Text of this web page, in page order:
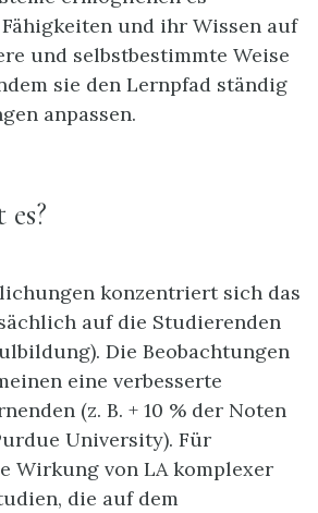
und ihr Wissen auf
und selbstbestimmte Weise
sie den Lernpfad ständig
anpassen.
konzentriert sich das
auf die Studierenden
Die Beobachtungen
eine verbesserte
(z. B. + 10 % der Noten
University). Für
Wirkung von LA komplexer
die auf dem